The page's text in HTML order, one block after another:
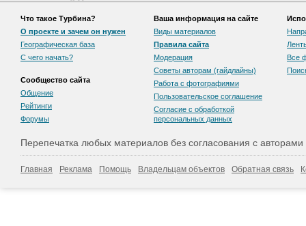
Что такое Турбина?
О проекте и зачем он нужен
Географическая база
С чего начать?
Сообщество сайта
Общение
Рейтинги
Форумы
Ваша информация на сайте
Виды материалов
Правила сайта
Модерация
Советы авторам (гайдлайны)
Работа с фотографиями
Пользовательскоe соглашение
Согласие с обработкой
персональных данных
Все
Перепечатка любых материалов без согласования с
Главная Реклама Помощь Владельцам объектов Обратная связь